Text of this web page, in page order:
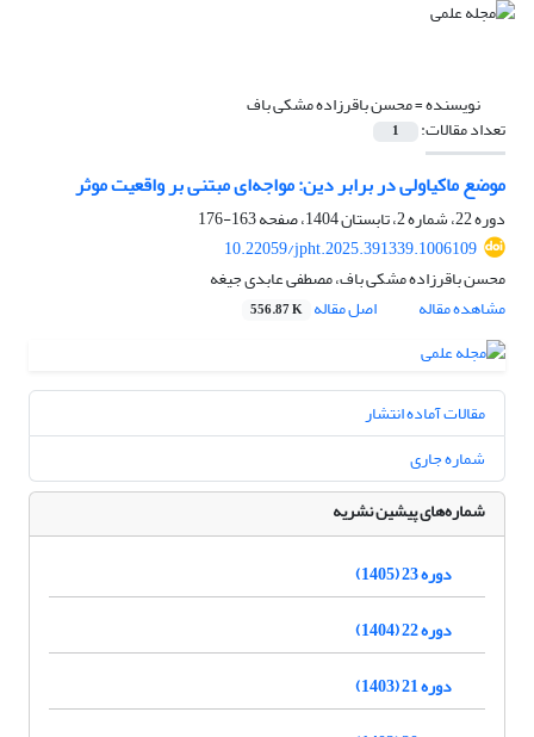
نویسنده =محسن باقرزاده مشکی باف
تعداد مقالات: 1
موضع ماکیاولی در برابر دین: مواجه‌ای مبتنی بر واقعیت موثر
دوره 22، شماره 2، تابستان 1404، صفحه
163-176
10.22059/jpht.2025.391339.1006109
محسن باقرزاده مشکی باف، مصطفی عابدی جیغه
مشاهده مقاله
اصل مقاله 556.87 K
مقالات آماده انتشار
شماره جاری
شماره‌های پیشین نشریه
دوره 23 (1405)
دوره 22 (1404)
دوره 21 (1403)